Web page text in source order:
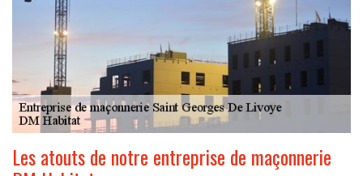
Les atouts de notre entreprise de maçonnerie